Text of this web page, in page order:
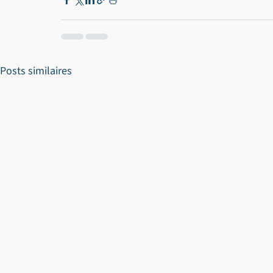
Posts similaires